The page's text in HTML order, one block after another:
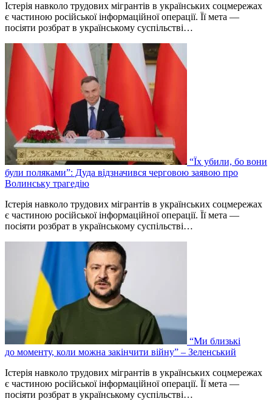
Істерія навколо трудових мігрантів в українських соцмережах
є частиною російської інформаційної операції. Її мета —
посіяти розбрат в українському суспільстві…
“Їх убили, бо вони
були поляками”: Дуда відзначився черговою заявою про
Волинську трагедію
Істерія навколо трудових мігрантів в українських соцмережах
є частиною російської інформаційної операції. Її мета —
посіяти розбрат в українському суспільстві…
“Ми близькі
до моменту, коли можна закінчити війну” – Зеленський
Істерія навколо трудових мігрантів в українських соцмережах
є частиною російської інформаційної операції. Її мета —
посіяти розбрат в українському суспільстві…